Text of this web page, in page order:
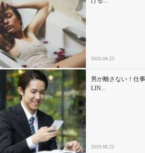
心の処方箋
カルチャー・トレンド・芸能
驚き
2020.04.23
男が離さない！仕
LIN...
2019.08.22